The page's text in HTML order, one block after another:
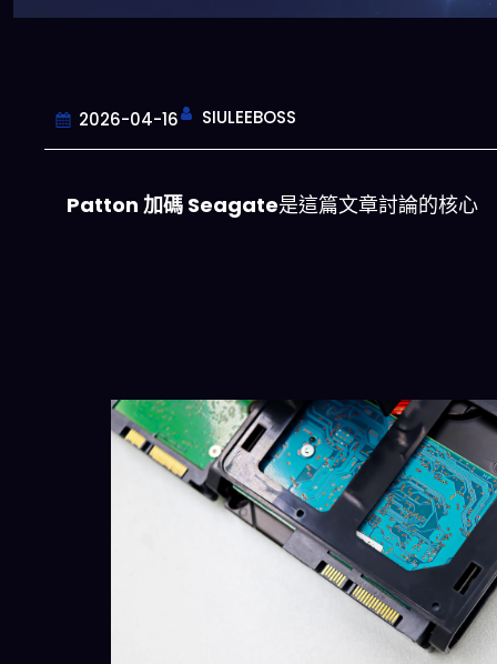
2026-04-16 SIULEEBOSS
Patton 加碼 Seagate是這篇文章討論的核心